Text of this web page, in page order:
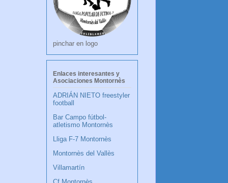
pinchar en logo
Enlaces interesantes y
Asociaciones Montornès
ADRIÁN NIETO freestyler
football
Bar Campo fútbol-
atletismo Montornès
Lliga F-7 Montornès
Montornès del Vallès
Villamartín
Cf Montornès